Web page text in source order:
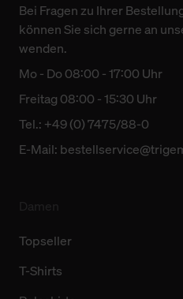
Bei Fragen zu Ihrer
können Sie sich gerne an
wenden.
Mo - Do 08:00 - 17:00 Uhr
Freitag 08:00 - 15:30 Uhr
Tel.: +49 (0) 7475/88-0
E-Mail:
Topseller
T-Shirts